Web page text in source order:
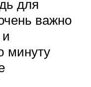
для
важно
минуту